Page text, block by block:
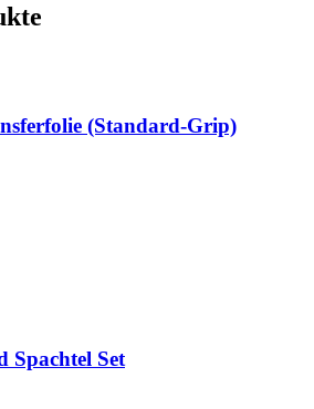
(Standard-Grip)
Spachtel Set